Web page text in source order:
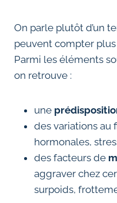
On parle plutôt d’un
peuvent compter
Parmi les éléments
on retrouve :
une
des variations au
hormonales,
des facteurs de
aggraver chez
surpoids,